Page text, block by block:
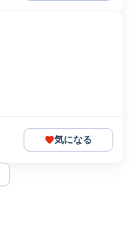
気になる